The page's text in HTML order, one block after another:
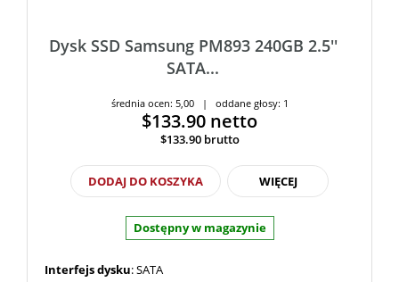
Dysk SSD Samsung PM893 240GB 2.5''
SATA...
średnia ocen: 5,00 | oddane głosy: 1
$133.90 netto
$133.90 brutto
DODAJ DO KOSZYKA WIĘCEJ
Dostępny w magazynie
Interfejs dysku: SATA